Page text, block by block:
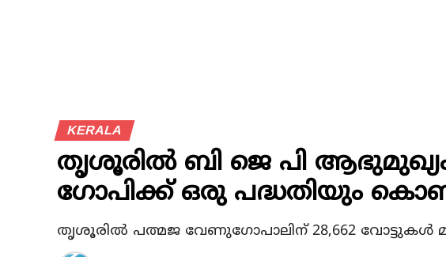
KERALA
തൃശൂരില്‍ ബി ജെ പി
ഗോപിക്ക് ഒരു പദ്ധതിയും
തൃശൂരില്‍ പത്മജ വേണുഗോപാലിന് 28,662 വോട്ടുകള്‍